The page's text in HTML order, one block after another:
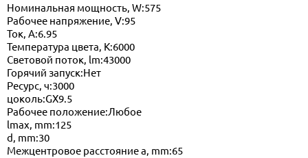
Номинальная мощность, W:575
Рабочее напряжение, V:95
Ток, А:6.95
Температура цвета, K:6000
Световой поток, lm:43000
Горячий запуск:Нет
Ресурс, ч:3000
цоколь:GX9.5
Рабочее положение:Любое
lmax, mm:125
d, mm:30
Межцентровое расстояние a, mm:65